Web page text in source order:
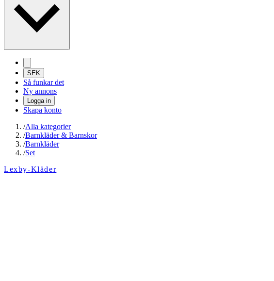
SEK
Så funkar det
Ny annons
Logga in
Skapa konto
/Alla kategorier
/Barnkläder & Barnskor
/Barnkläder
/Set
Lexby-Kläder